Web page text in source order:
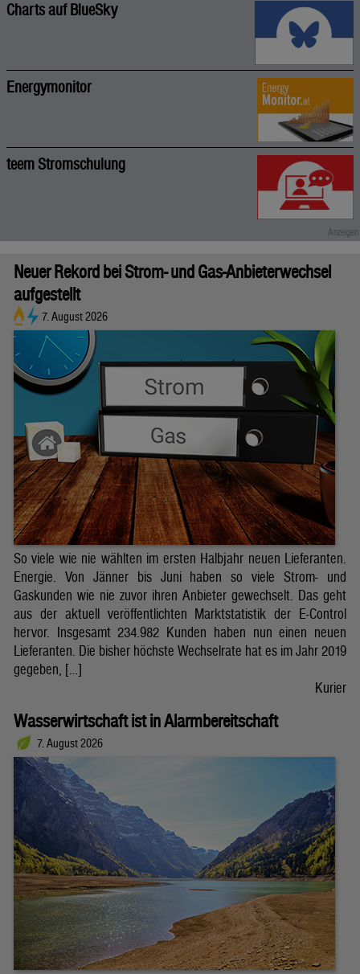
Charts auf BlueSky
Energymonitor
teem Stromschulung
Neuer Rekord bei Strom- und Gas-Anbieterwechsel
aufgestellt
7. August 2026
So viele wie nie wählten im ersten Halbjahr neuen Lieferanten.
Energie. Von Jänner bis Juni haben so viele Strom- und
Gaskunden wie nie zuvor ihren Anbieter gewechselt. Das geht
aus der aktuell veröffentlichten Marktstatistik der E-Control
hervor. Insgesamt 234.982 Kunden haben nun einen neuen
Lieferanten. Die bisher höchste Wechselrate hat es im Jahr 2019
gegeben, […]
Kurier
Wasserwirtschaft ist in Alarmbereitschaft
7. August 2026